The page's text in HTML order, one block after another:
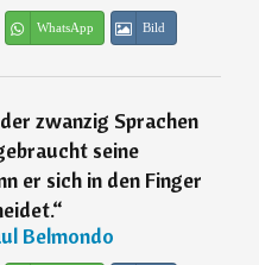
WhatsApp Bild
zwanzig Sprachen
seine
er sich in den Finger
“
Belmondo